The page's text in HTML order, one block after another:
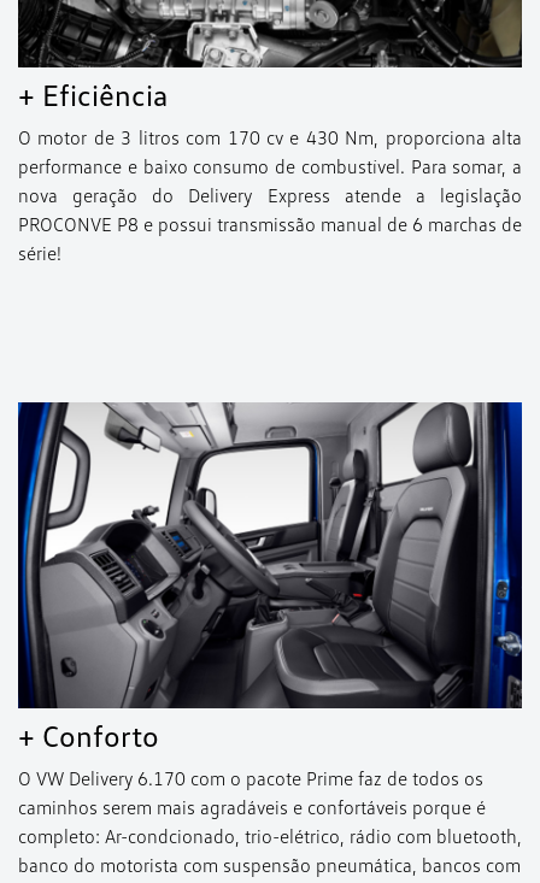
+ Eficiência
O motor de 3 litros com 170 cv e 430 Nm, proporciona alta
performance e baixo consumo de combustível. Para somar, a
nova geração do Delivery Express atende a legislação
PROCONVE P8 e possui transmissão manual de 6 marchas de
série!
+ Conforto
O VW Delivery 6.170 com o pacote Prime faz de todos os
caminhos serem mais agradáveis e confortáveis porque é
completo: Ar-condcionado, trio-elétrico, rádio com bluetooth,
banco do motorista com suspensão pneumática, bancos com